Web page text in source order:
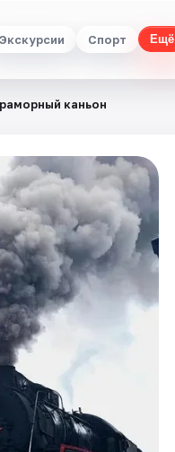
Экскурсии Спорт Ещё
каньон